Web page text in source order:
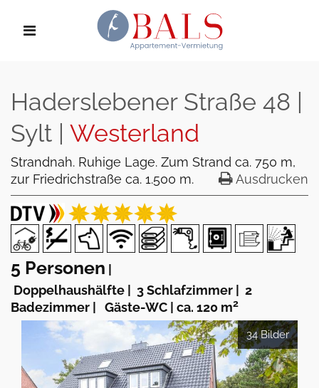
Haderslebener Straße 48 |
Sylt | Westerland
Strandnah. Ruhige Lage. Zum Strand ca. 750 m,
zur Friedrichstraße ca. 1.500 m.
Ausdrucken
5 Personen
Doppelhaushälfte
3 Schlafzimmer
2
Badezimmer
Gäste-WC ca. 120 m2
34 Bilder